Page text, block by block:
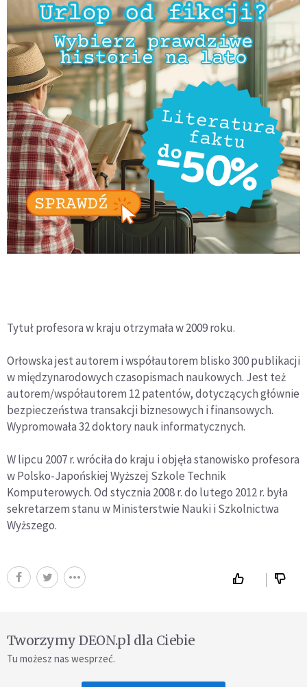
Tytuł profesora w kraju otrzymała w 2009 roku.
Orłowska jest autorem i współautorem blisko 300 publikacji
w międzynarodowych czasopismach naukowych. Jest też
autorem/współautorem 12 patentów, dotyczących głównie
bezpieczeństwa transakcji biznesowych i finansowych.
Wypromowała 32 doktory nauk informatycznych.
W lipcu 2007 r. wróciła do kraju i objęła stanowisko profesora
w Polsko-Japońskiej Wyższej Szkole Technik
Komputerowych. Od stycznia 2008 r. do lutego 2012 r. była
sekretarzem stanu w Ministerstwie Nauki i Szkolnictwa
Wyższego.
Tworzymy DEON.pl dla Ciebie
Tu możesz nas wesprzeć.